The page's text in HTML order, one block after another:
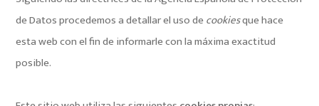
de Datos procedemos a detallar el uso decookiesque hace
esta web con el fin de informarle con la máxima exactitud
posible.